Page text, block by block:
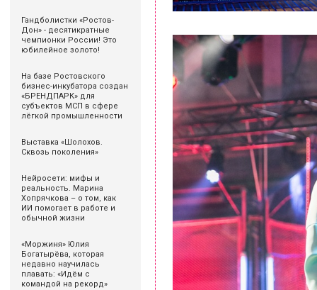
Гандболистки «Ростов-
Дон» - десятикратные
чемпионки России! Это
юбилейное золото!
На базе Ростовского
бизнес-инкубатора создан
«БРЕНДПАРК» для
субъектов МСП в сфере
лёгкой промышленности
Выставка «Шолохов.
Сквозь поколения»
Нейросети: мифы и
реальность. Марина
Хопрячкова – о том, как
ИИ помогает в работе и
обычной жизни
«Моржиня» Юлия
Богатырёва, которая
недавно научилась
плавать: «Идём с
командой на рекорд»